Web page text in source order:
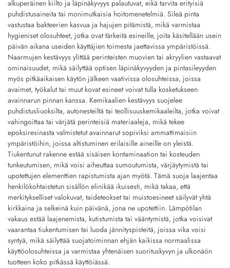
alkuperäinen kiilto ja läpinäkyvyys palautuvat, eikä tarvita erityisiä
puhdistusaineita tai monimutkaisia hoitomenetelmiä. Sileä pinta
vastustaa bakteerien kasvua ja hajujen pitämistä, mikä varmistaa
hygieniset olosuhteet, jotka ovat tärkeitä esineille, joita käsitellään usein
päivän aikana useiden käyttäjien toimesta jaettavissa ympäristöissä.
Naarmujen kestävyys ylittää perinteisten muovien tai akryylien vastaavat
ominaisuudet, mikä säilyttää optisen läpinäkyvyyden ja pintasileyyden
myös pitkäaikaisen käytön jälkeen vaativissa olosuhteissa, joissa
avaimet, työkalut tai muut kovat esineet voivat tulla kosketukseen
avainnarun pinnan kanssa. Kemikaalien kestävyys suojelee
puhdistusliuoksilta, autonesteiltä tai teollisuuskemikaaleilta, jotka voivat
vahingoittaa tai värjätä perinteisiä materiaaleja, mikä tekee
epoksiresinasta valmistetut avainnarut sopiviksi ammattimaisiin
ympäristöihin, joissa altistuminen erilaisille aineille on yleistä.
Tiukentunut rakenne estää sisäisen kontaminaation tai kosteuden
tunkeutumisen, mikä voisi aiheuttaa sumoutumista, värjäytymistä tai
upotettujen elementtien rapistumista ajan myötä. Tämä suoja laajentaa
henkilökohtaistetun sisällön elinikää ikuisesti, mikä takaa, että
merkitykselliset valokuvat, taideteokset tai muistoesineet säilyvät yhtä
kirkkaina ja selkeinä kuin päivänä, jona ne upotettiin. Lämpötilan
vakaus estää laajenemista, kutistumista tai vääntymistä, jotka voisivat
vaarantaa tiukentumisen tai luoda jännityspisteitä, joissa vika voisi
syntyä, mikä säilyttää suojatoiminnan ehjän kaikissa normaalissa
käyttöolosuhteissa ja varmistaa yhtenäisen suorituskyvyn ja ulkonäön
tuotteen koko pitkässä käyttöiässä.